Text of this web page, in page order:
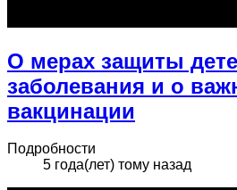
О мерах защиты
заболевания и о
вакцинации
Подробности
5 года(лет) тому назад